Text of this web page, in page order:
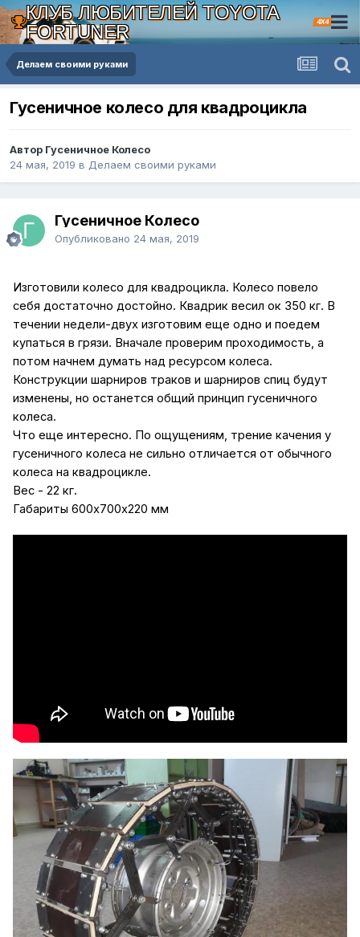
КЛУБ ЛЮБИТЕЛЕЙ TOYOTA
FORTUNER
4X4
Делаем своими руками
Гусеничное колесо для квадроцикла
Автор Гусеничное Колесо
24 мая, 2019 в Делаем своими руками
Гусеничное Колесо
Опубликовано 24 мая, 2019
Изготовили колесо для квадроцикла. Колесо повело
себя достаточно достойно. Квадрик весил ок 350 кг. В
течении недели-двух изготовим еще одно и поедем
купаться в грязи. Вначале проверим проходимость, а
потом начнем думать над ресурсом колеса.
Конструкции шарниров траков и шарниров спиц будут
изменены, но останется общий принцип гусеничного
колеса.
Что еще интересно. По ощущениям, трение качения у
гусеничного колеса не сильно отличается от обычного
колеса на квадроцикле.
Вес - 22 кг.
Габариты 600х700х220 мм